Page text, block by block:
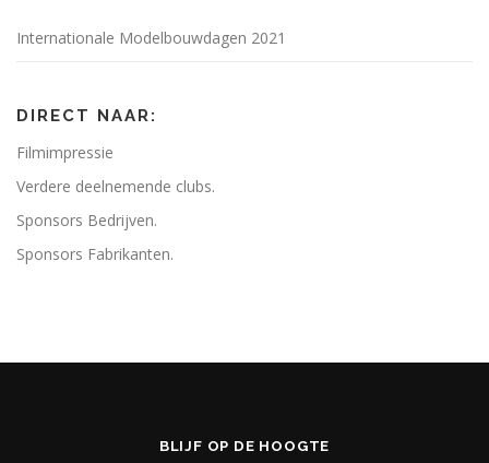
Internationale Modelbouwdagen 2021
DIRECT NAAR:
Filmimpressie
Verdere deelnemende clubs.
Sponsors Bedrijven.
Sponsors Fabrikanten.
BLIJF OP DE HOOGTE